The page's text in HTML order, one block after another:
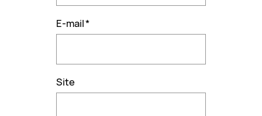
E-mail*
Site